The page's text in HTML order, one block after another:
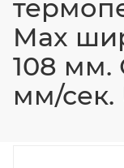
Max
108 мм.
мм/сек.